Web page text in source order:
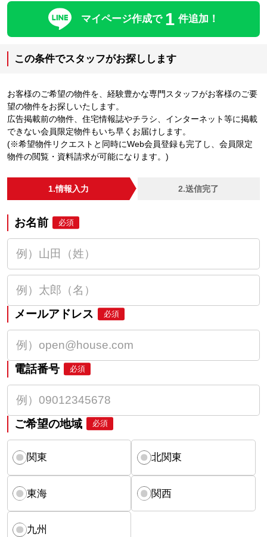
マイページ作成で 1 件追加！
この条件でスタッフがお探しします
お客様のご希望の物件を、経験豊かな専門スタッフがお客様のご要
望の物件をお探しいたします。
広告掲載前の物件、住宅情報誌やチラシ、インターネット等に掲載
できない会員限定物件もいち早くお届けします。
(※希望物件リクエストと同時にWeb会員登録も完了し、会員限定
物件の閲覧・資料請求が可能になります。)
1.情報入力 2.送信完了
お名前 必須
メールアドレス 必須
電話番号 必須
ご希望の地域 必須
関東 北関東
東海 関西
九州